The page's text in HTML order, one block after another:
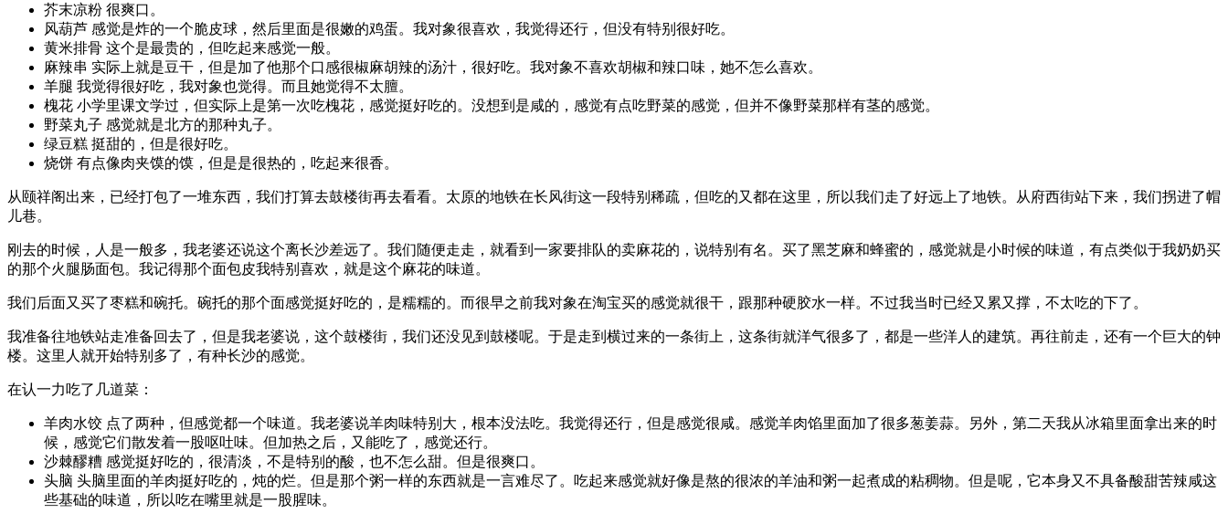
芥末凉粉 很爽口。
风葫芦 感觉是炸的一个脆皮球，然后里面是很嫩的鸡蛋。我对象很喜欢，我觉得还行，但没有特别很好吃。
黄米排骨 这个是最贵的，但吃起来感觉一般。
麻辣串 实际上就是豆干，但是加了他那个口感很椒麻胡辣的汤汁，很好吃。我对象不喜欢胡椒和辣口味，她不怎么喜欢。
羊腿 我觉得很好吃，我对象也觉得。而且她觉得不太膻。
槐花 小学里课文学过，但实际上是第一次吃槐花，感觉挺好吃的。没想到是咸的，感觉有点吃野菜的感觉，但并不像野菜那样有茎的感觉。
野菜丸子 感觉就是北方的那种丸子。
绿豆糕 挺甜的，但是很好吃。
烧饼 有点像肉夹馍的馍，但是是很热的，吃起来很香。
从颐祥阁出来，已经打包了一堆东西，我们打算去鼓楼街再去看看。太原的地铁在长风街这一段特别稀疏，但吃的又都在这里，所以我们走了好远上了地铁。从府西街站下来，我们拐进了帽
儿巷。
刚去的时候，人是一般多，我老婆还说这个离长沙差远了。我们随便走走，就看到一家要排队的卖麻花的，说特别有名。买了黑芝麻和蜂蜜的，感觉就是小时候的味道，有点类似于我奶奶买
的那个火腿肠面包。我记得那个面包皮我特别喜欢，就是这个麻花的味道。
我们后面又买了枣糕和碗托。碗托的那个面感觉挺好吃的，是糯糯的。而很早之前我对象在淘宝买的感觉就很干，跟那种硬胶水一样。不过我当时已经又累又撑，不太吃的下了。
我准备往地铁站走准备回去了，但是我老婆说，这个鼓楼街，我们还没见到鼓楼呢。于是走到横过来的一条街上，这条街就洋气很多了，都是一些洋人的建筑。再往前走，还有一个巨大的钟
楼。这里人就开始特别多了，有种长沙的感觉。
在认一力吃了几道菜：
羊肉水饺 点了两种，但感觉都一个味道。我老婆说羊肉味特别大，根本没法吃。我觉得还行，但是感觉很咸。感觉羊肉馅里面加了很多葱姜蒜。另外，第二天我从冰箱里面拿出来的时
候，感觉它们散发着一股呕吐味。但加热之后，又能吃了，感觉还行。
沙棘醪糟 感觉挺好吃的，很清淡，不是特别的酸，也不怎么甜。但是很爽口。
头脑 头脑里面的羊肉挺好吃的，炖的烂。但是那个粥一样的东西就是一言难尽了。吃起来感觉就好像是熬的很浓的羊油和粥一起煮成的粘稠物。但是呢，它本身又不具备酸甜苦辣咸这
些基础的味道，所以吃在嘴里就是一股腥味。